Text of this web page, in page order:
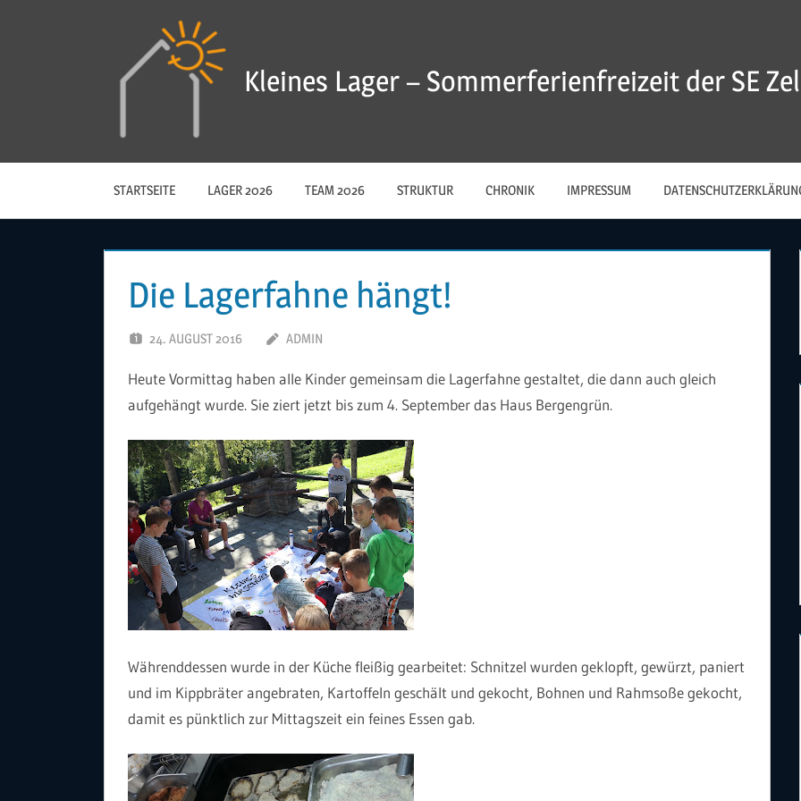
Kleines Lager – Sommerferienfreizeit der SE
STARTSEITE LAGER 2026 TEAM 2026 STRUKTUR CHRONIK IMPRESSUM
Die Lagerfahne hängt!
24. AUGUST 2016 ADMIN
Heute Vormittag haben alle Kinder gemeinsam die Lagerfahne gestaltet, die dann auch gleich
aufgehängt wurde. Sie ziert jetzt bis zum 4. September das Haus Bergengrün.
Währenddessen wurde in der Küche fleißig gearbeitet: Schnitzel wurden geklopft, gewürzt, paniert
und im Kippbräter angebraten, Kartoffeln geschält und gekocht, Bohnen und Rahmsoße gekocht,
damit es pünktlich zur Mittagszeit ein feines Essen gab.